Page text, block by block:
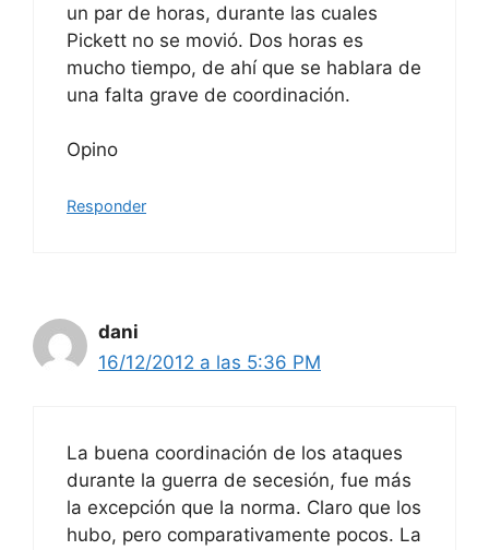
un par de horas, durante las cuales
Pickett no se movió. Dos horas es
mucho tiempo, de ahí que se hablara de
una falta grave de coordinación.
Opino
Responder
dani
16/12/2012 a las 5:36 PM
La buena coordinación de los ataques
durante la guerra de secesión, fue más
la excepción que la norma. Claro que los
hubo, pero comparativamente pocos. La